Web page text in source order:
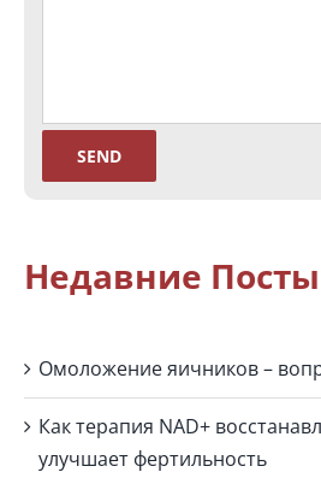
Недавние Посты
Омоложение яичников –
Как терапия NAD+
улучшает фертильность